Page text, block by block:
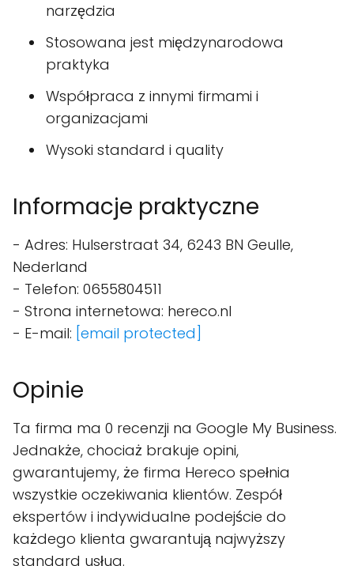
narzędzia
Stosowana jest międzynarodowa
praktyka
Współpraca z innymi firmami i
organizacjami
Wysoki standard i quality
Informacje praktyczne
- Adres: Hulserstraat 34, 6243 BN Geulle,
Nederland
- Telefon: 0655804511
- Strona internetowa: hereco.nl
- E-mail: [email protected]
Opinie
Ta firma ma 0 recenzji na Google My Business.
Jednakże, chociaż brakuje opini,
gwarantujemy, że firma Hereco spełnia
wszystkie oczekiwania klientów. Zespół
ekspertów i indywidualne podejście do
każdego klienta gwarantują najwyższy
standard usług.